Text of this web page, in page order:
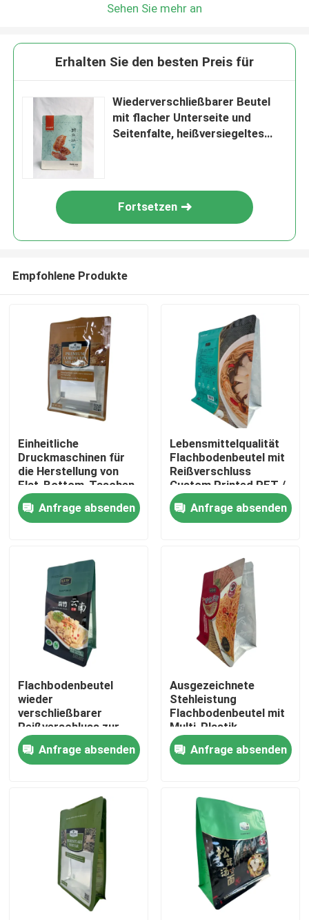
Haus
Produkte
Über uns
Fabrik-Ausflug
Qualitätskontrolle
Treten Sie mit uns in Verbindung
Verpacken- der Lebensmittelbeutel
Ausgussverpackungsbeutel
Sehen Sie mehr an
Erhalten Sie den besten Preis für
Wiederverschließbarer Beutel
mit flacher Unterseite und
Seitenfalte, heißversiegeltes
Fortsetzen
Empfohlene Produkte
Einheitliche
Druckmaschinen für
die Herstellung von
Flat-Bottom-Taschen
Anfrage absenden
Lebensmittelqualität
Flachbodenbeutel mit
Reißverschluss
Custom Printed PET /
VMPET / PE
Anfrage absenden
Flachbodenbeutel
wieder
verschließbarer
Reißverschluss zur
Sterilisation 90C-
100C-121C-135C
Anfrage absenden
Ausgezeichnete
Stehleistung
Flachbodenbeutel mit
Multi-Plastik
Anfrage absenden